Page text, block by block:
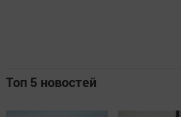
Топ 5 новостей